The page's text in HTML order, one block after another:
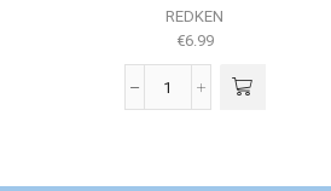
REDKEN
€6.99
4NW